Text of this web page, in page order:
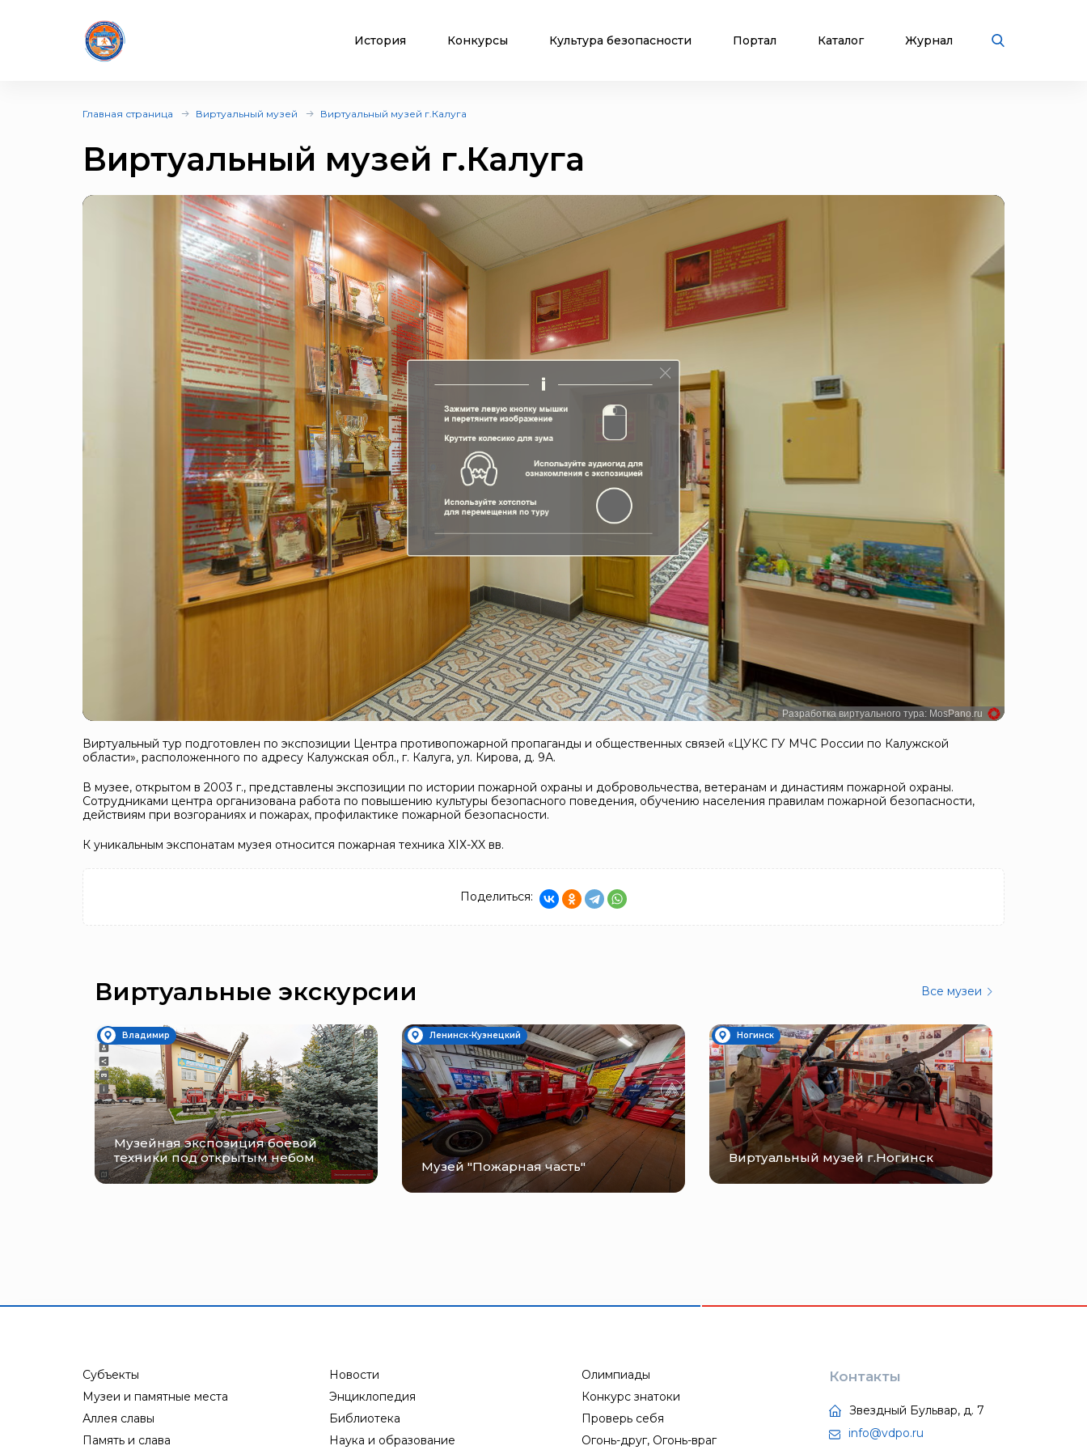
История Конкурсы Культура безопасности Портал Каталог Журнал
Главная страница Виртуальный музей Виртуальный музей г.Калуга
Виртуальный музей г.Калуга
Виртуальный тур подготовлен по экспозиции Центра противопожарной пропаганды и общественных связей «ЦУКС ГУ МЧС России по Калужской
области», расположенного по адресу Калужская обл., г. Калуга, ул. Кирова, д. 9А.
В музее, открытом в 2003 г., представлены экспозиции по истории пожарной охраны и добровольчества, ветеранам и династиям пожарной охраны.
Сотрудниками центра организована работа по повышению культуры безопасного поведения, обучению населения правилам пожарной безопасности,
действиям при возгораниях и пожарах, профилактике пожарной безопасности.
К уникальным экспонатам музея относится пожарная техника ХIХ-XX вв.
Поделиться:
Виртуальные экскурсии Все музеи
Владимир
Музейная экспозиция боевой
техники под открытым небом
Ленинск-Кузнецкий
Музей "Пожарная часть"
Ногинск
Виртуальный музей г.Ногинск
Субъекты
Музеи и памятные места
Аллея славы
Память и слава
Новости
Энциклопедия
Библиотека
Наука и образование
Олимпиады
Конкурс знатоки
Проверь себя
Огонь-друг, Огонь-враг
Контакты
Звездный Бульвар, д. 7
info@vdpo.ru